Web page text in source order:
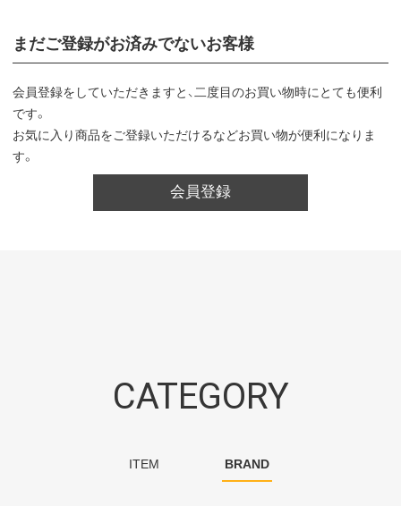
まだご登録がお済みでないお客様
会員登録をしていただきますと、二度目のお買い物時にとても便利
です。
お気に入り商品をご登録いただけるなどお買い物が便利になりま
す。
会員登録
CATEGORY
ITEM BRAND